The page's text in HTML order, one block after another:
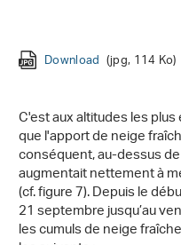
Download (jpg, 114 Ko)
Download (jpg, 127 Ko)
Download (jpg, 132 Ko)
Download (jpg, 168 Ko)
Download (jpg, 170 Ko)
Download (jpg, 167 Ko)
C'est aux altitudes les
que l'apport de neige
conséquent, au-dessus
augmentait nettement à
(cf. figure 7). Depuis le
21 septembre jusqu’au
les cumuls de neige